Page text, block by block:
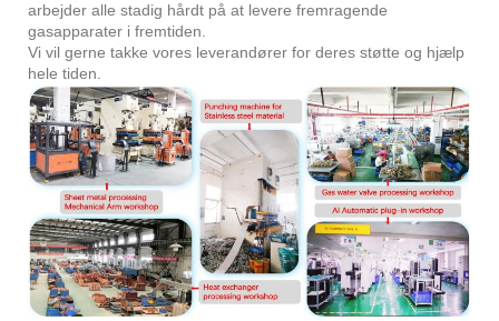
arbejder alle stadig hårdt på at levere fremragende
gasapparater i fremtiden.
Vi vil gerne takke vores leverandører for deres støtte og hjælp
hele tiden.